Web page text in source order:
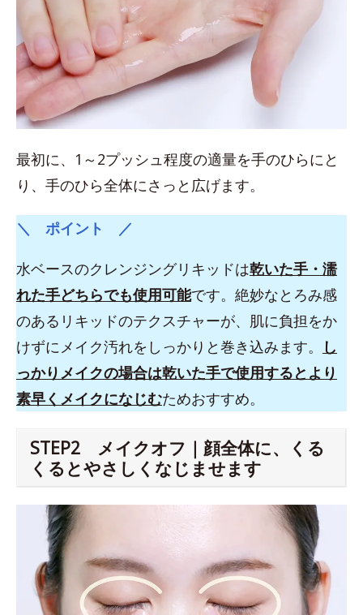
最初に、1～2プッシュ程度の適量を手のひらにと
り、手のひら全体にさっと広げます。
＼ ポイント ／
水ベースのクレンジングリキッドは乾いた手・濡
れた手どちらでも使用可能です。絶妙なとろみ感
のあるリキッドのテクスチャーが、肌に負担をか
けずにメイク汚れをしっかりと巻き込みます。
し
っかりメイクの場合は乾いた手で使用するとより
素早くメイクになじむためおすすめ。
STEP2 メイクオフ｜顔全体に、くる
くるとやさしくなじませます